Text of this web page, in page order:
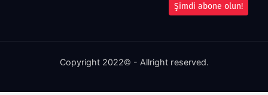
Şimdi abone olun!
Copyright 2022© - Allright reserved.